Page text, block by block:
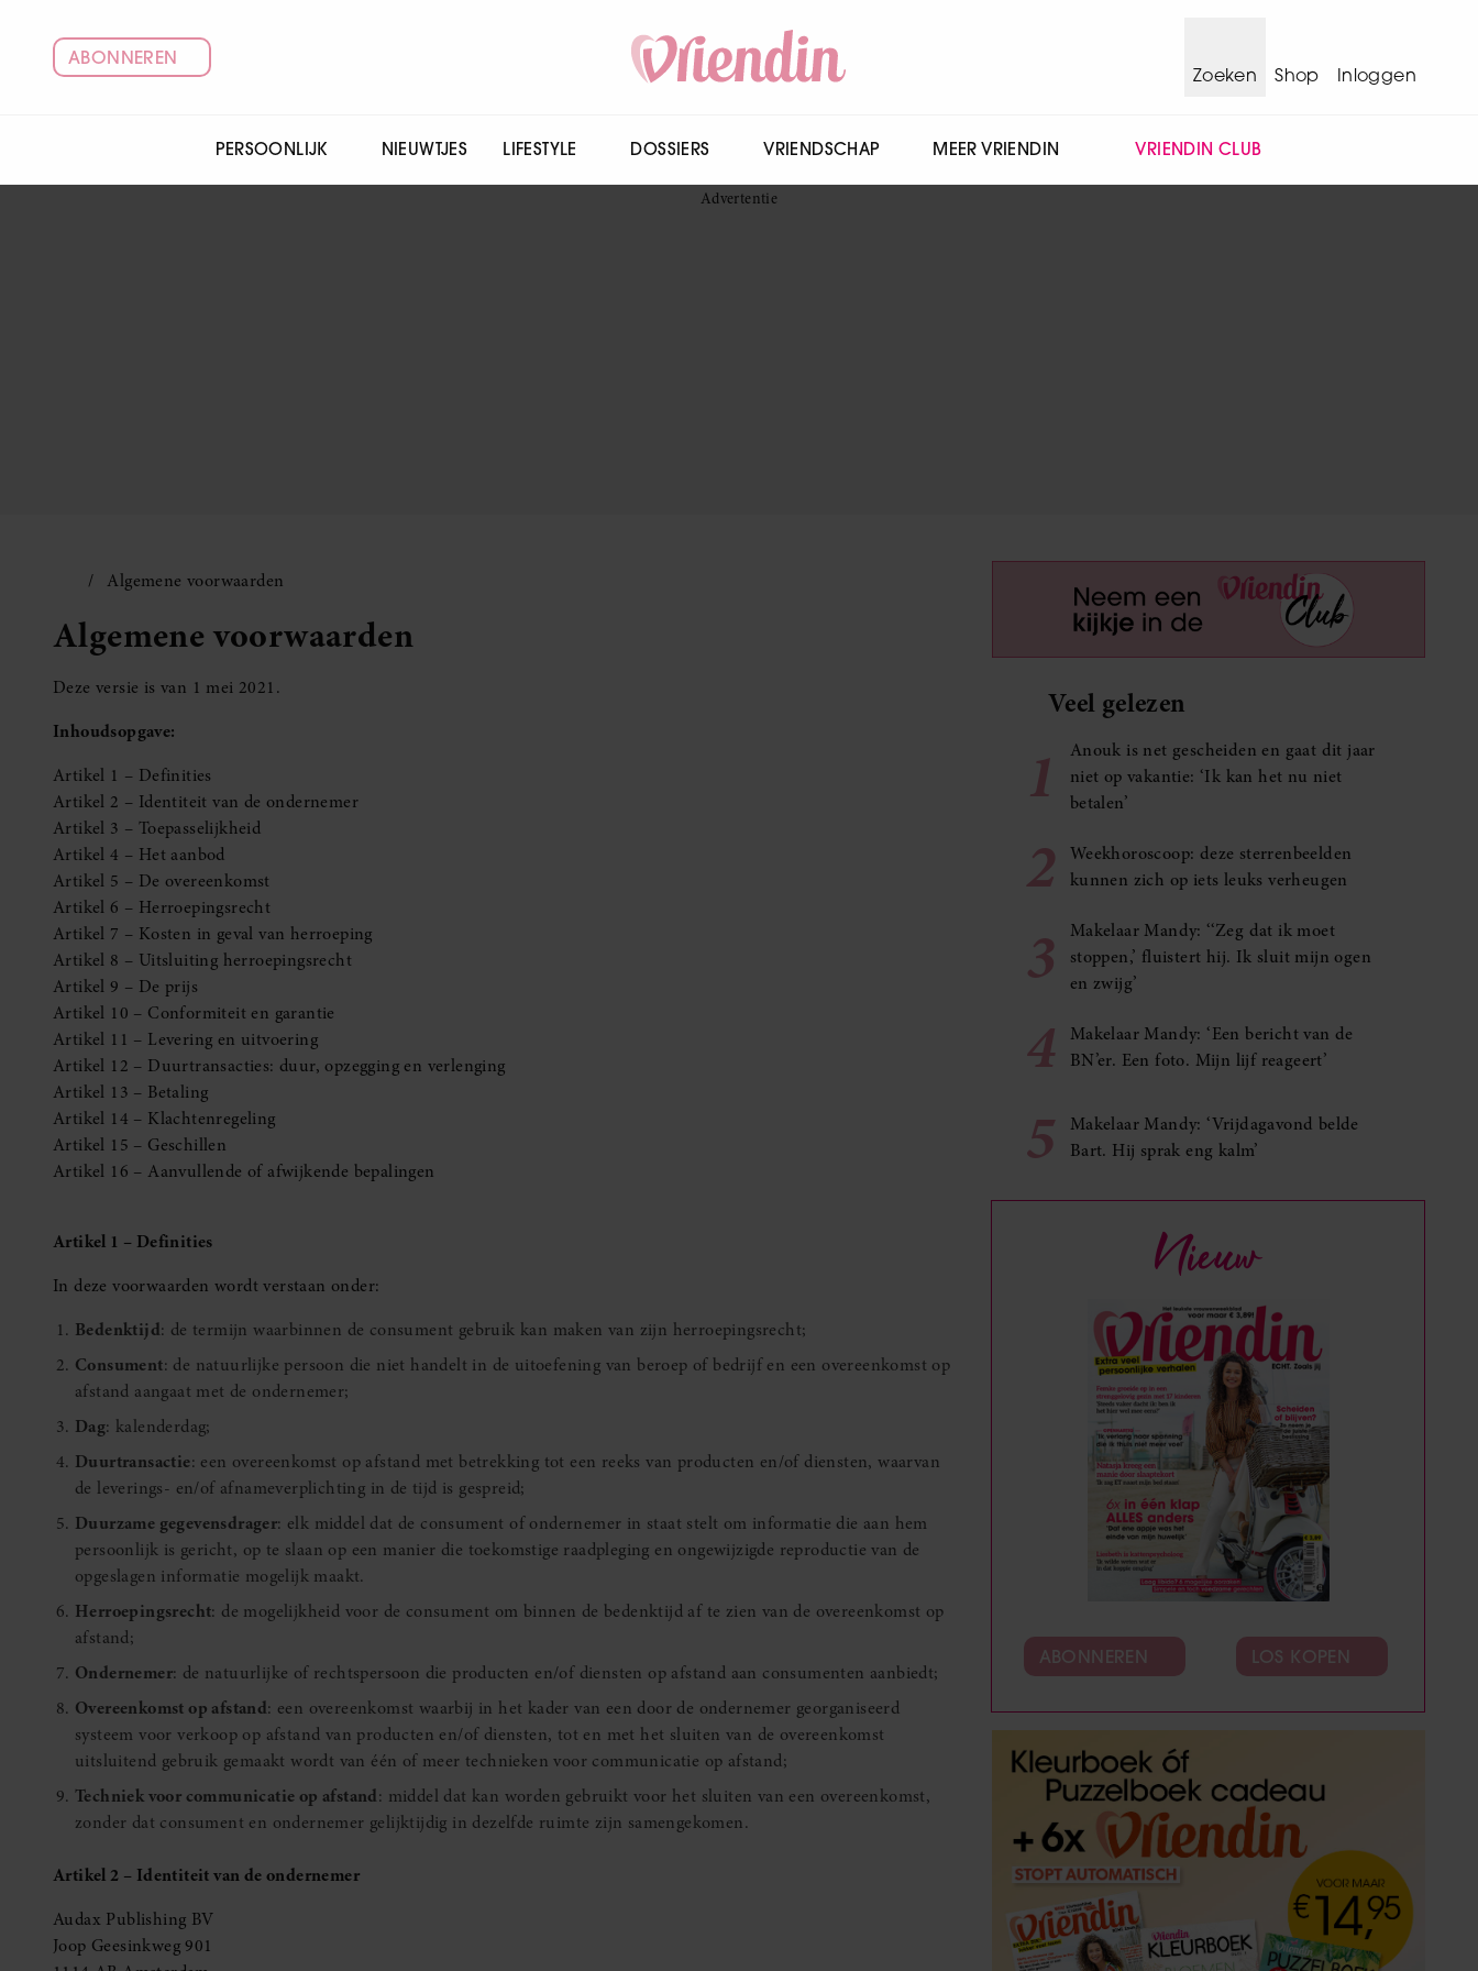
ABONNEREN
Zoeken
Shop Inloggen
PERSOONLIJK NIEUWTJES LIFESTYLE DOSSIERS VRIENDSCHAP MEER VRIENDIN VRIENDIN CLUB
Algemene voorwaarden
Algemene voorwaarden
Deze versie is van 1 mei 2021.
Inhoudsopgave:
Artikel 1 – Definities
Artikel 2 – Identiteit van de ondernemer
Artikel 3 – Toepasselijkheid
Artikel 4 – Het aanbod
Artikel 5 – De overeenkomst
Artikel 6 – Herroepingsrecht
Artikel 7 – Kosten in geval van herroeping
Artikel 8 – Uitsluiting herroepingsrecht
Artikel 9 – De prijs
Artikel 10 – Conformiteit en garantie
Artikel 11 – Levering en uitvoering
Artikel 12 – Duurtransacties: duur, opzegging en verlenging
Artikel 13 – Betaling
Artikel 14 – Klachtenregeling
Artikel 15 – Geschillen
Artikel 16 – Aanvullende of afwijkende bepalingen
Artikel 1 – Definities
In deze voorwaarden wordt verstaan onder:
Bedenktijd: de termijn waarbinnen de consument gebruik kan maken van zijn herroepingsrecht;
Consument: de natuurlijke persoon die niet handelt in de uitoefening van beroep of bedrijf en een overeenkomst op
afstand aangaat met de ondernemer;
Dag: kalenderdag;
Duurtransactie: een overeenkomst op afstand met betrekking tot een reeks van producten en/of diensten, waarvan
de leverings- en/of afnameverplichting in de tijd is gespreid;
Duurzame gegevensdrager: elk middel dat de consument of ondernemer in staat stelt om informatie die aan hem
persoonlijk is gericht, op te slaan op een manier die toekomstige raadpleging en ongewijzigde reproductie van de
opgeslagen informatie mogelijk maakt.
Herroepingsrecht: de mogelijkheid voor de consument om binnen de bedenktijd af te zien van de overeenkomst op
afstand;
Ondernemer: de natuurlijke of rechtspersoon die producten en/of diensten op afstand aan consumenten aanbiedt;
Overeenkomst op afstand: een overeenkomst waarbij in het kader van een door de ondernemer georganiseerd
systeem voor verkoop op afstand van producten en/of diensten, tot en met het sluiten van de overeenkomst
uitsluitend gebruik gemaakt wordt van één of meer technieken voor communicatie op afstand;
Techniek voor communicatie op afstand: middel dat kan worden gebruikt voor het sluiten van een overeenkomst,
zonder dat consument en ondernemer gelijktijdig in dezelfde ruimte zijn samengekomen.
Artikel 2 – Identiteit van de ondernemer
Audax Publishing BV
Joop Geesinkweg 901
Veel gelezen
1
Anouk is net gescheiden en gaat dit jaar
niet op vakantie: ‘Ik kan het nu niet
betalen’
2
Weekhoroscoop: deze sterrenbeelden
kunnen zich op iets leuks verheugen
3
Makelaar Mandy: ‘‘Zeg dat ik moet
stoppen,’ fluistert hij. Ik sluit mijn ogen
en zwijg’
4
Makelaar Mandy: ‘Een bericht van de
BN’er. Een foto. Mijn lijf reageert’
5
Makelaar Mandy: ‘Vrijdagavond belde
Bart. Hij sprak eng kalm’
Nieuw
ABONNEREN LOS KOPEN